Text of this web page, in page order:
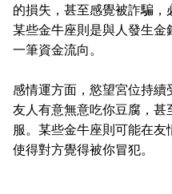
的損失，甚至感覺被詐騙，
某些金牛座則是與人發生
一筆資金流向。
感情運方面，慾望宮位持續
友人有意無意吃你豆腐，甚
服。某些金牛座則可能在友
使得對方覺得被你冒犯。